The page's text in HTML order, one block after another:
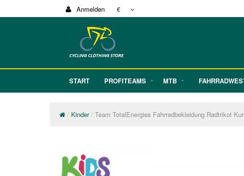
Anmelden €
START PROFITEAMS MTB
Kinder Team TotalEnergies Fahrradbekleidung Radtrikot